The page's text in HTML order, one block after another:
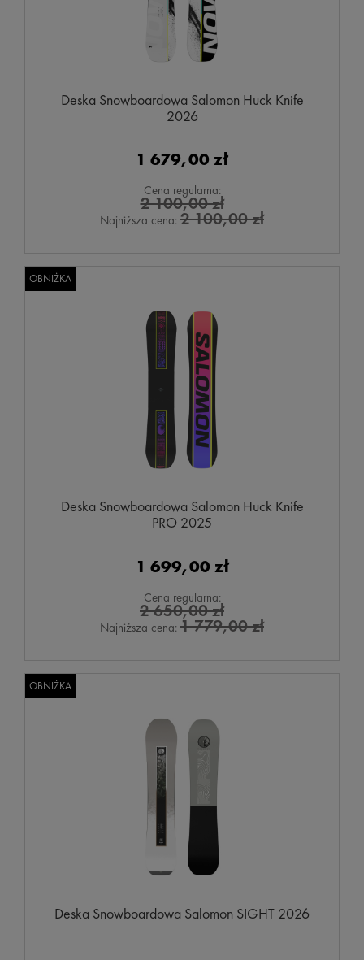
Deska Snowboardowa Salomon Huck Knife
2026
1 679,00 zł
Cena regularna:
2 100,00 zł
Najniższa cena: 2 100,00 zł
Deska Snowboardowa Salomon Huck Knife
PRO 2025
1 699,00 zł
Cena regularna:
2 650,00 zł
Najniższa cena: 1 779,00 zł
OBNIŻKA
Deska Snowboardowa Salomon SIGHT 2026
OBNIŻKA